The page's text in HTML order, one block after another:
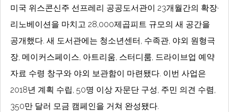
미국 위스콘신주 선프레리 공공도서관이 23개월간의 확장·
리노베이션을 마치고 28,000제곱피트 규모의 새 공간을
공개했다. 새 도서관에는 청소년센터, 수족관, 야외 원형극
장, 메이커스페이스, 아트리움, 스터디룸, 드라이브업 예약
자료 수령 창구와 야외 보관함이 마련됐다. 이번 사업은
2018년 계획 수립, 50명 이상 자문단 구성, 주민 의견 수렴,
350만 달러 모금 캠페인을 거쳐 완성됐다.